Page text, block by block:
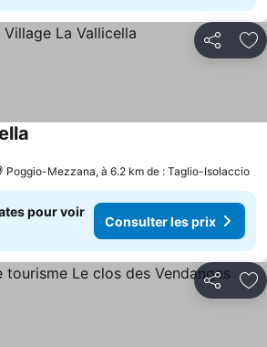
Partager
Poggio-Mezzana, à 6.2 km de : Taglio-Isolaccio
pour voir
Consulter les prix
Partager